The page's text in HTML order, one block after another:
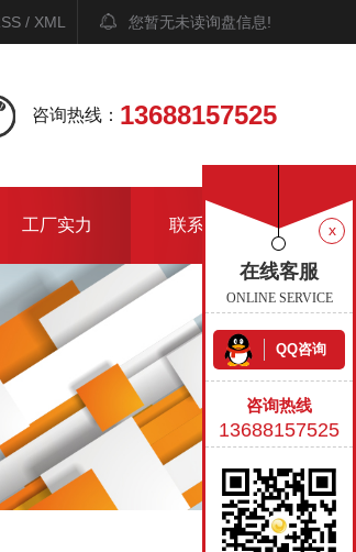
您暂无未读询盘信息!
/ XML
咨询热线： 13688157525
工厂实力 联系我们
返回
x
在线客服
ONLINE SERVICE
QQ咨询
咨询热线
13688157525